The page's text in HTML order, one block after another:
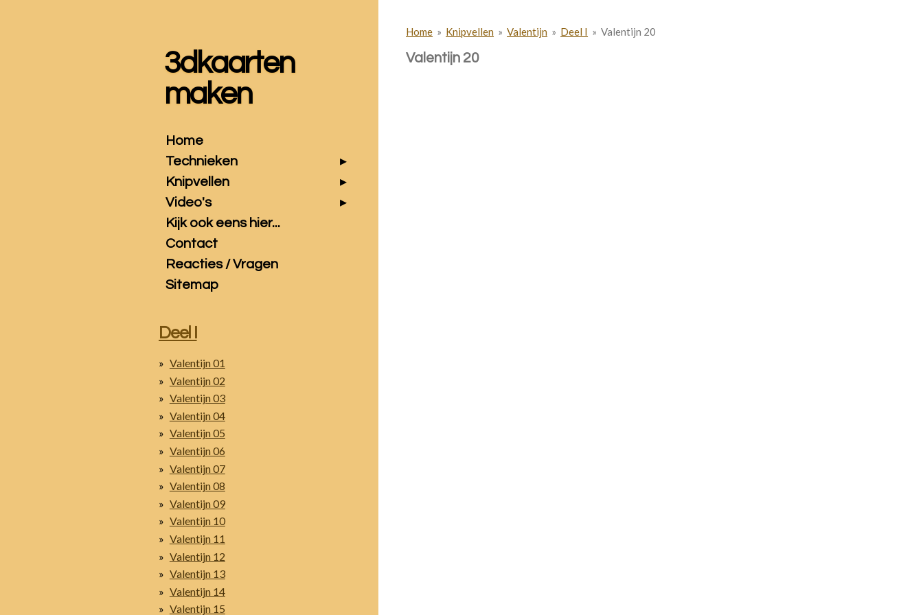
Home » Knipvellen » Valentijn » Deel I » Valentijn 20
Valentijn 20
3dkaarten
maken
Home
Technieken
Knipvellen
Video's
Kijk ook eens hier...
Contact
Reacties / Vragen
Sitemap
Deel I
Valentijn 01
Valentijn 02
Valentijn 03
Valentijn 04
Valentijn 05
Valentijn 06
Valentijn 07
Valentijn 08
Valentijn 09
Valentijn 10
Valentijn 11
Valentijn 12
Valentijn 13
Valentijn 14
Valentijn 15